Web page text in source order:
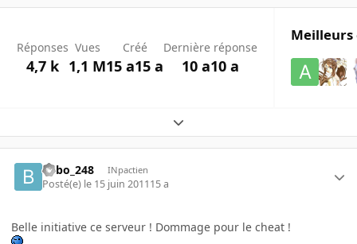
Réponses
4,7 k
Vues
1,1 M
Créé
15 a15 a
Dernière réponse
10 a10 a
Meilleurs
Expand topic overview
bilbo_248 INpactien
Posté(e) le 15 juin 201115 a
Belle initiative ce serveur ! Dommage pour le cheat !